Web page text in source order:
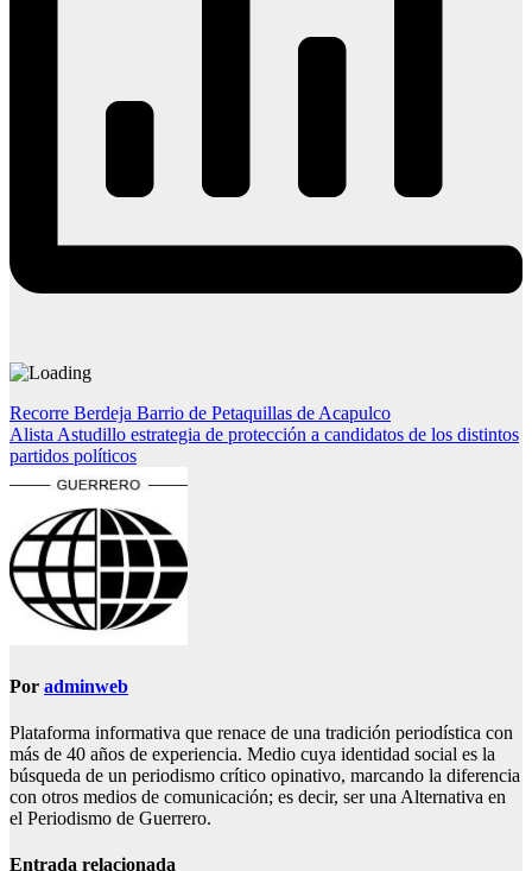
Navegación
de
entradas
Recorre Berdeja Barrio de Petaquillas de Acapulco
Alista Astudillo estrategia de protección a candidatos de los distintos
partidos políticos
Por adminweb
Plataforma informativa que renace de una tradición periodística con
más de 40 años de experiencia. Medio cuya identidad social es la
búsqueda de un periodismo crítico opinativo, marcando la diferencia
con otros medios de comunicación; es decir, ser una Alternativa en
el Periodismo de Guerrero.
Entrada relacionada